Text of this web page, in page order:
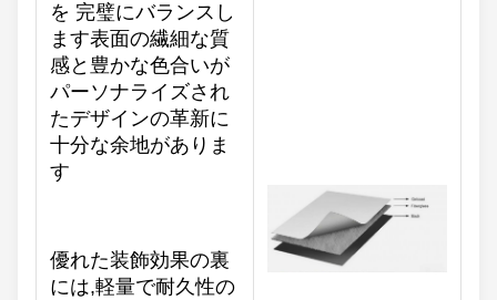
を 完璧にバランスし
ます表面の繊細な質
感と豊かな色合いが
パーソナライズされ
たデザインの革新に
十分な余地がありま
す
優れた装飾効果の裏
には,軽量で耐久性の